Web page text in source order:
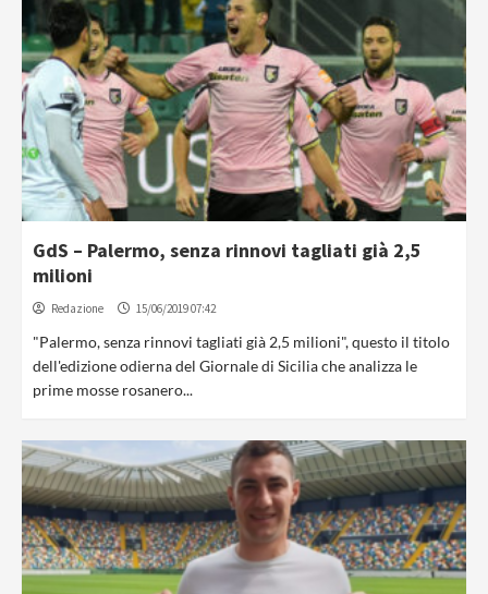
GdS – Palermo, senza rinnovi tagliati già 2,5
milioni
Redazione 15/06/2019 07:42
"Palermo, senza rinnovi tagliati già 2,5 milioni", questo il titolo
dell'edizione odierna del Giornale di Sicilia che analizza le
prime mosse rosanero...